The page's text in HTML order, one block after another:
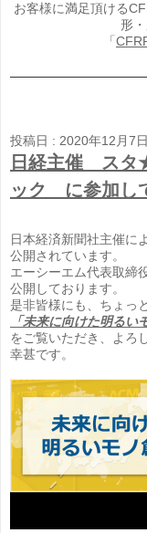
お客様に満足頂ける
形
「
投稿日 : 2020年12月7日
日経主催 スタ
ック に参加し
日本経済新聞社主催に
公開されています。
エーシーエム代表取締
公開しております。
是非皆様にも、ちょっ
「未来に向けた明るい
をご覧いただき、よろ
幸甚です。